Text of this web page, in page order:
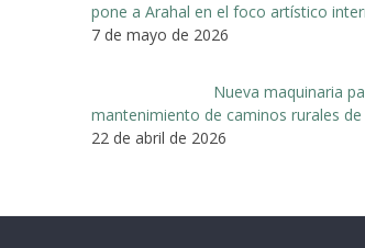
pone a Arahal en el foco artístico
7 de mayo de 2026
Nueva maquinaria
mantenimiento de caminos rurales de
22 de abril de 2026